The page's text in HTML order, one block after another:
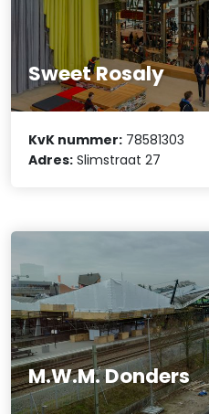
Sweet Rosaly
KvK nummer: 78581303
Adres: Slimstraat 27
M.W.M. Donders